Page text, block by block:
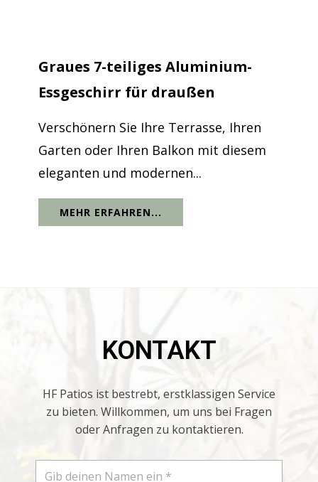
Graues 7-teiliges Aluminium-
Essgeschirr für draußen
Verschönern Sie Ihre Terrasse, Ihren
Garten oder Ihren Balkon mit diesem
eleganten und modernen...
MEHR ERFAHREN...
KONTAKT
HF Patios ist bestrebt, erstklassigen Service
zu bieten. Willkommen, um uns bei Fragen
oder Anfragen zu kontaktieren.